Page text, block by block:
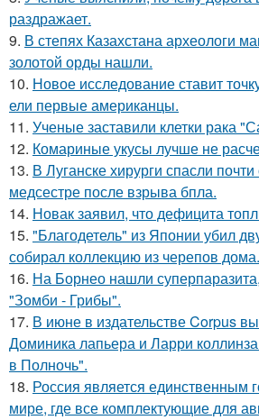
раздражает.
9. В степях Казахстана археологи
золотой орды нашли.
10. Новое исследование ставит
ели первые американцы.
11. Ученые заставили клетки рака
12. Комариные укусы лучше не
13. В Луганске хирурги спасли
медсестре после взрыва бпла.
14. Новак заявил, что дефицита
15. "Благодетель" из Японии убил
собирал коллекцию из черепов дома.
16. На Борнео нашли
"Зомби - Грибы".
17. В июне в издательстве Corpus
Доминика лапьера и Ларри
в Полночь".
18. Россия является единственным
мире, где все комплектующие для